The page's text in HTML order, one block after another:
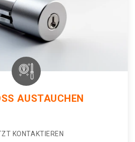
AUSTAUCHEN
KONTAKTIEREN